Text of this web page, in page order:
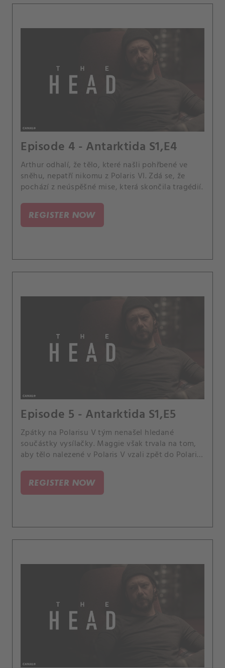
Episode 4 - Antarktida S1,E4
Arthur odhalí, že tělo, které našli pohřbené ve
sněhu, nepatří nikomu z Polaris VI. Zdá se, že
pochází z neúspěšné mise, která skončila tragédií.
REGISTER NOW
Episode 5 - Antarktida S1,E5
Zpátky na Polarisu V tým nenašel hledané
součástky vysílačky. Maggie však trvala na tom,
aby tělo nalezené v Polaris V vzali zpět do Polaris
REGISTER NOW